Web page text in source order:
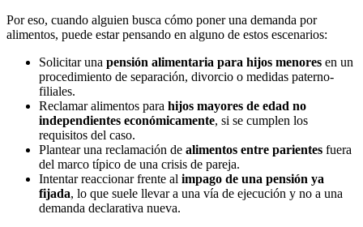
Por eso, cuando alguien busca cómo poner una demanda por
alimentos, puede estar pensando en alguno de estos escenarios:
Solicitar una pensión alimentaria para hijos menores en un
procedimiento de separación, divorcio o medidas paterno-
filiales.
Reclamar alimentos para hijos mayores de edad no
independientes económicamente, si se cumplen los
requisitos del caso.
Plantear una reclamación de alimentos entre parientes fuera
del marco típico de una crisis de pareja.
Intentar reaccionar frente al impago de una pensión ya
fijada, lo que suele llevar a una vía de ejecución y no a una
demanda declarativa nueva.